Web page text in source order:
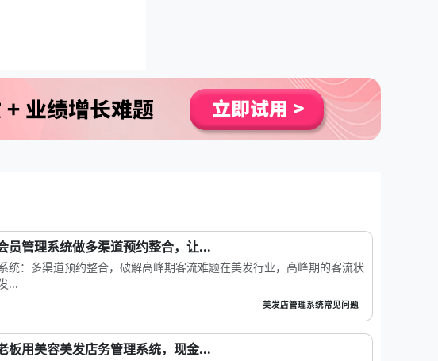
员管理系统做多渠道预约整合，让...
统：多渠道预约整合，破解高峰期客流难题在美发行业，高峰期的客流状
...
美发店管理系统常见问题
板用美容美发店务管理系统，现金...